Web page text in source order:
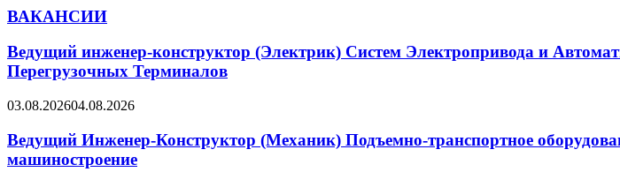
ВАКАНСИИ
Ведущий инженер-конструктор (Электрик) Систем Электропривода и
Перегрузочных Терминалов
03.08.202604.08.2026
Ведущий Инженер-Конструктор (Механик) Подъемно-транспортное
машиностроение